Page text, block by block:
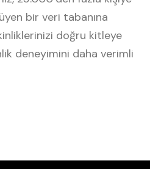
bir veri tabanına
doğru kitleye
deneyimini daha verimli